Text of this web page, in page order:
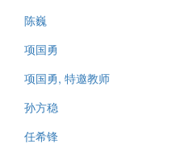
陈巍
项国勇
项国勇, 特邀教师
孙方稳
任希锋